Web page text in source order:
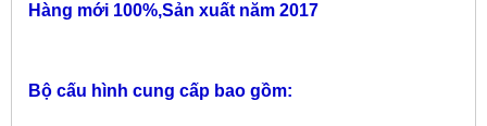
Hàng mới 100%,Sản xuất năm 2017
Bộ cấu hình cung cấp bao gồm: